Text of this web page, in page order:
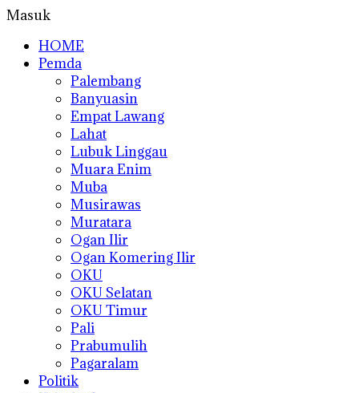
Masuk
HOME
Pemda
Palembang
Banyuasin
Empat Lawang
Lahat
Lubuk Linggau
Muara Enim
Muba
Musirawas
Muratara
Ogan Ilir
Ogan Komering Ilir
OKU
OKU Selatan
OKU Timur
Pali
Prabumulih
Pagaralam
Politik